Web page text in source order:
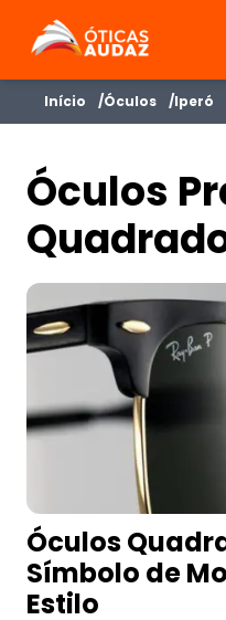
ÓTICAS AUDAZ
Início Óculos Iperó
Óculos
Óculos
Símbolo de
Estilo